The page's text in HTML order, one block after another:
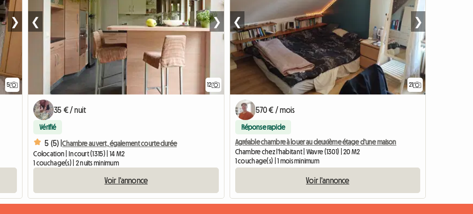
5
❯
12
❮ ❯
35 € / nuit
Vérifié
5 (5) |Chambre au vert, également courte durée
Colocation | Incourt (1315) | 14 M2
1 couchage(s) | 2 nuits minimum
Voir l'annonce
21
❮ ❯
570 € / mois
Réponse rapide
Agréable chambre à louer au deuxième étage d'une maison
Chambre chez l'habitant | Wavre (1301) | 20 M2
1 couchage(s) | 1 mois minimum
Voir l'annonce